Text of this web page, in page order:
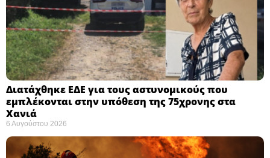
Διατάχθηκε ΕΔΕ για τους αστυνομικούς που
εμπλέκονται στην υπόθεση της 75χρονης στα
Χανιά
6 Αυγούστου 2026